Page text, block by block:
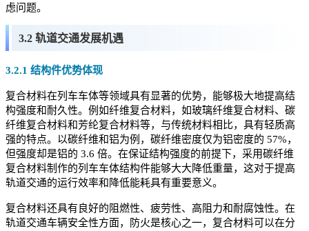
虑问题。
3.2 轨道交通发展机遇
3.2.1 结构件优势体现
复合材料在列车车体等领域具有显著的优势，能够极大地提高结
构强度和耐久性。例如纤维复合材料，如玻璃纤维复合材料、碳
纤维复合材料和芳纶复合材料等，与传统材料相比，具有轻质高
强的特点。以碳纤维和铝为例，碳纤维密度仅为铝密度的 57%，
但强度却是铝的 3.6 倍。在保证结构强度的前提下，采用碳纤维
复合材料制作的列车车体结构件能够大大降低重量，这对于提高
轨道交通的运行效率和降低能耗具有重要意义。
复合材料还具有良好的阻燃性、疲劳性、高阻力和耐腐蚀性。在
轨道交通车辆安全性方面，防火是核心之一，复合材料可以在分